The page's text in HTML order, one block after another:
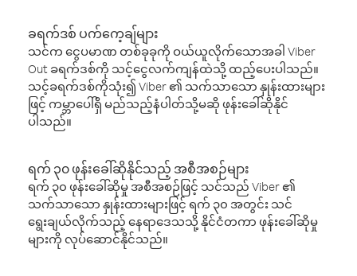
ခရက်ဒစ် ပက်ကေ့ချ်များ
သင်က ငွေပမာဏ တစ်ခုခုကို ဝယ်ယူလိုက်သောအခါ Viber
Out ခရက်ဒစ်ကို သင့်ငွေလက်ကျန်ထဲသို့ ထည့်ပေးပါသည်။
သင့်ခရက်ဒစ်ကိုသုံး၍ Viber ၏ သက်သာသော နှုန်းထားများ
ဖြင့် ကမ္ဘာပေါ်ရှိ မည်သည့်နံပါတ်သို့မဆို ဖုန်းခေါ်ဆိုနိုင်
ပါသည်။
ရက် ၃၀ ဖုန်းခေါ်ဆိုနိုင်သည့် အစီအစဉ်များ
ရက် ၃၀ ဖုန်းခေါ်ဆိုမှု အစီအစဉ်ဖြင့် သင်သည် Viber ၏
သက်သာသော နှုန်းထားများဖြင့် ရက် ၃၀ အတွင်း သင်
ရွေးချယ်လိုက်သည့် နေရာဒေသသို့ နိုင်ငံတကာ ဖုန်းခေါ်ဆိုမှု
များကို လုပ်ဆောင်နိုင်သည်။